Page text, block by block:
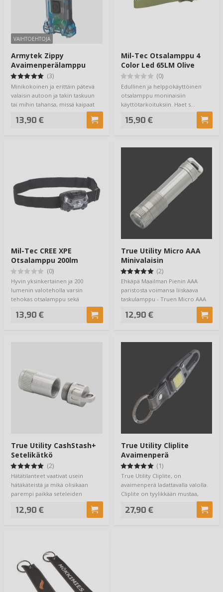
VAIHTOEHTOJA
Armytek Zippy
Avaimenperälamppu
160lm
(3)
Minikokoinen ja erittäin pätevä
valaisin autoon ja takin taskuun
tai mihin tahansa, missä kaipaat
13,90 €
Mil-Tec Otsalamppu 4
Color Led 65LM Olive
(0)
Edullinen ja helppokäyttöinen
otsalamppu moninaisiin
käyttötarkoituksiin. Haet s…
15,90 €
Mil-Tec CREE XPE
Otsalamppu 200lm
(0)
Hyvin yksinkertainen ja 200
lumenin valoteholla varsin
tehokas otsalamppu sekä
13,90 €
True Utility Micro AAA
Minivalaisin
(2)
Ehkäpä Maailman Pienin AAA
paristosta voimansa liiskaava
taskulamppu - Truen Micro AAA
12,90 €
True Utility CashStash+
Setelikätkö
(2)
Hätätilanteet vaativat usein
hätäkäteistä ja mikä olisikaan
parempi paikka seteleiden
12,90 €
True Utility Cliplite
Avaimenperä
Ladattavalla Valolla
(1)
True Utility Cliplite, on
avaimenperä ladattavalla valolla.
Cliplite on tyylikkään mustaa,
27,90 €